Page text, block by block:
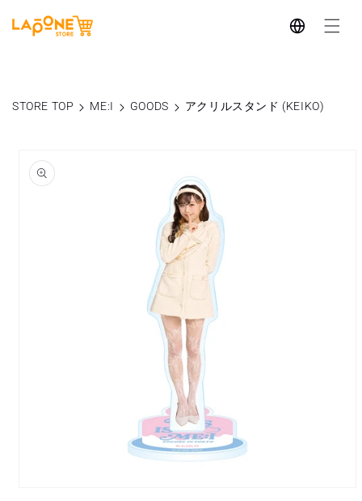
ンツに
進む
言
語
STORE TOP ME:I GOODS アクリルスタンド (KEIKO)
報にス
キップ